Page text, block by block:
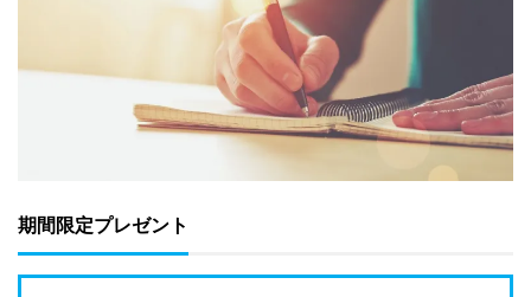
期間限定プレゼント